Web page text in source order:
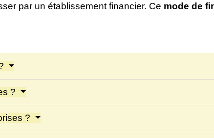
par un établissement financier. Ce mode de
?
?